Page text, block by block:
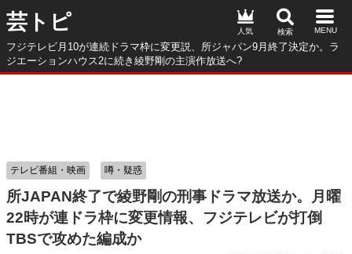
芸トピ
フジテレビ月10が連続ドラマ枠に変更説、所ジャパン9月終了決定か。ラ
ジエーションハウス2に続き綾野剛の主演作放送へ?
人気
所JAPAN終了で綾野剛の刑事ドラマ放送か。月曜
22時が連ドラ枠に変更情報、フジテレビが打倒
TBSで攻めた編成か
テレビ番組・映画 噂・疑惑